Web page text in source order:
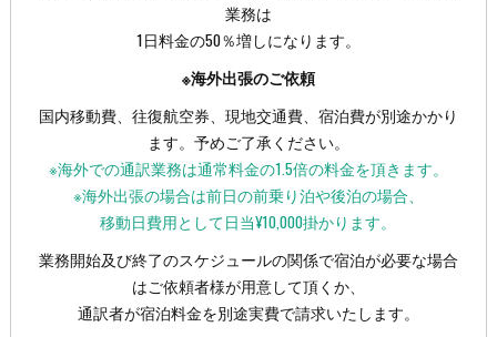
業務は
1日料金の50％増しになります。
※海外出張のご依頼
国内移動費、往復航空券、現地交通費、宿泊費が別途かかり
ます。予めご了承ください。
※海外での通訳業務は通常料金の1.5倍の料金を頂きます。
※海外出張の場合は前日の前乗り泊や後泊の場合、
移動日費用として日当¥10,000掛かります。
業務開始及び終了のスケジュールの関係で宿泊が必要な場合
はご依頼者様が用意して頂くか、
通訳者が宿泊料金を別途実費で請求いたします。